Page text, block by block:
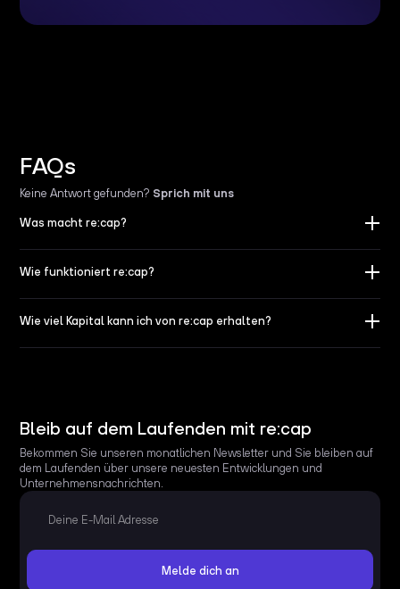
FAQs
Keine Antwort gefunden? Sprich mit uns
Was macht re:cap?
Wie funktioniert re:cap?
Wie viel Kapital kann ich von re:cap erhalten?
Bleib auf dem Laufenden mit re:cap
Bekommen Sie unseren monatlichen Newsletter und Sie bleiben auf
dem Laufenden über unsere neuesten Entwicklungen und
Unternehmensnachrichten.